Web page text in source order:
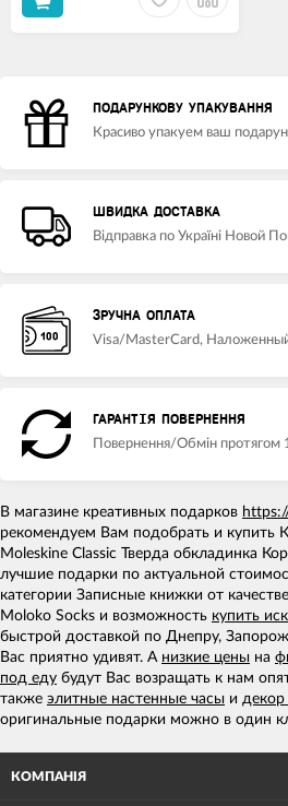
ПОДАРУНКОВУ УПАКУВАННЯ
Красиво упакуем ваш
ШВИДКА ДОСТАВКА
Відправка по Україні Новой
ЗРУЧНА ОПЛАТА
Visa/MasterCard,
ГАРАНТІЯ ПОВЕРНЕННЯ
Повернення/Обмін протягом
В магазине креативных подарков
рекомендуем Вам подобрать и купить
Moleskine Classic Тверда обкладинка
лучшие подарки по актуальной
категории Записные книжки от
Moloko Socks и возможность купить
быстрой доставкой по Днепру,
Вас приятно удивят. А низкие цены на
под еду будут Вас возращать к нам
также элитные настенные часы и декор
оригинальные подарки можно в один
КОМПАНІЯ